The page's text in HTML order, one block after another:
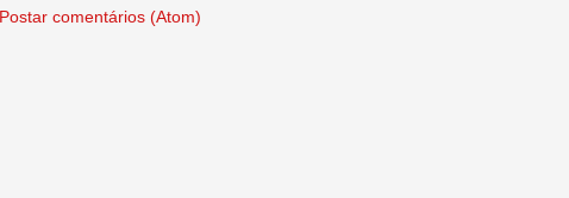
Postar comentários (Atom)